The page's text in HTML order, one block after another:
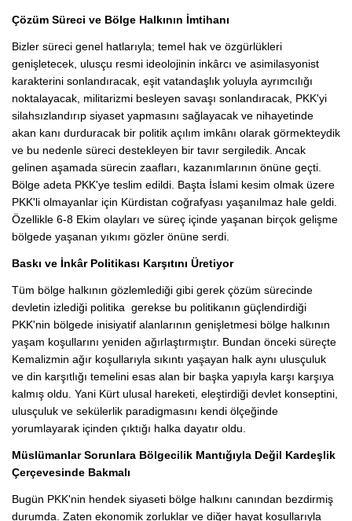
Çözüm Süreci ve Bölge Halkının İmtihanı
Bizler süreci genel hatlarıyla; temel hak ve özgürlükleri
genişletecek, ulusçu resmi ideolojinin inkârcı ve asimilasyonist
karakterini sonlandıracak, eşit vatandaşlık yoluyla ayrımcılığı
noktalayacak, militarizmi besleyen savaşı sonlandıracak, PKK'yi
silahsızlandırıp siyaset yapmasını sağlayacak ve nihayetinde
akan kanı durduracak bir politik açılım imkânı olarak görmekteydik
ve bu nedenle süreci destekleyen bir tavır sergiledik. Ancak
gelinen aşamada sürecin zaafları, kazanımlarının önüne geçti.
Bölge adeta PKK'ye teslim edildi. Başta İslami kesim olmak üzere
PKK'li olmayanlar için Kürdistan coğrafyası yaşanılmaz hale geldi.
Özellikle 6-8 Ekim olayları ve süreç içinde yaşanan birçok gelişme
bölgede yaşanan yıkımı gözler önüne serdi.
Baskı ve İnkâr Politikası Karşıtını Üretiyor
Tüm bölge halkının gözlemlediği gibi gerek çözüm sürecinde
devletin izlediği politika gerekse bu politikanın güçlendirdiği
PKK'nin bölgede inisiyatif alanlarının genişletmesi bölge halkının
yaşam koşullarını yeniden ağırlaştırmıştır. Bundan önceki süreçte
Kemalizmin ağır koşullarıyla sıkıntı yaşayan halk aynı ulusçuluk
ve din karşıtlığı temelini esas alan bir başka yapıyla karşı karşıya
kalmış oldu. Yani Kürt ulusal hareketi, eleştirdiği devlet konseptini,
ulusçuluk ve sekülerlik paradigmasını kendi ölçeğinde
yorumlayarak içinden çıktığı halka dayatır oldu.
Müslümanlar Sorunlara Bölgecilik Mantığıyla Değil Kardeşlik
Çerçevesinde Bakmalı
Bugün PKK'nin hendek siyaseti bölge halkını canından bezdirmiş
durumda. Zaten ekonomik zorluklar ve diğer hayat koşullarıyla